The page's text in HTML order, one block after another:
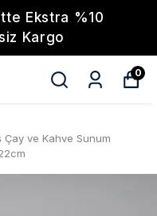
Ekstra %10
Kargo
0
ve Kahve Sunum